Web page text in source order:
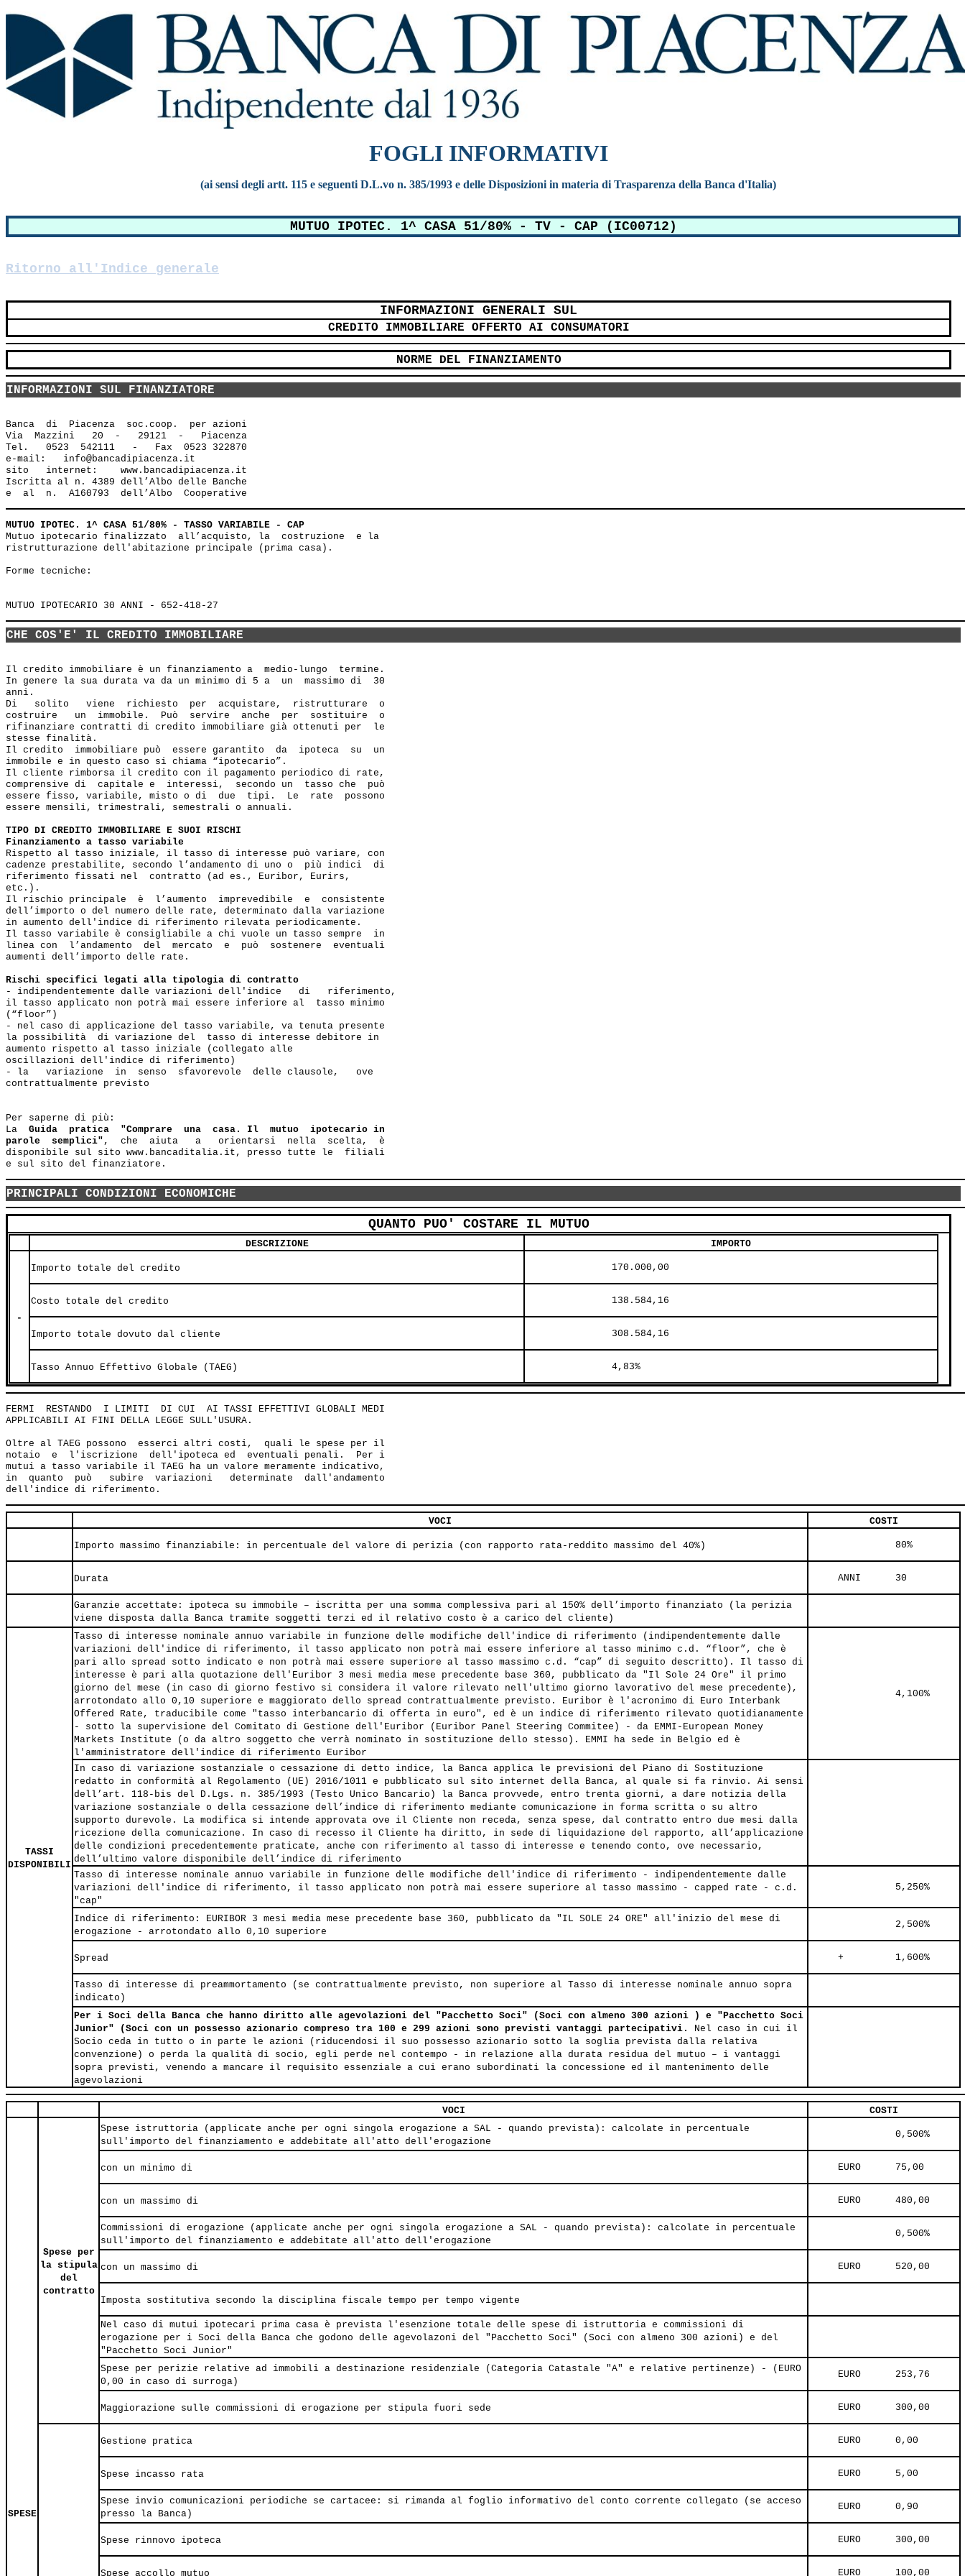
FOGLI INFORMATIVI
(ai sensi degli artt. 115 e seguenti D.L.vo n. 385/1993 e delle Disposizioni in materia di Trasparenza della Banca d'Italia)
MUTUO IPOTEC. 1^ CASA 51/80% - TV - CAP (IC00712)
Ritorno all'Indice generale
INFORMAZIONI GENERALI SUL
CREDITO IMMOBILIARE OFFERTO AI CONSUMATORI
NORME DEL FINANZIAMENTO
INFORMAZIONI SUL FINANZIATORE
Banca  di  Piacenza  soc.coop.  per azioni
Via  Mazzini   20  -   29121  -   Piacenza
Tel.   0523  542111   -   Fax  0523 322870
e-mail:   info@bancadipiacenza.it
sito   internet:    www.bancadipiacenza.it
Iscritta al n. 4389 dell’Albo delle Banche
MUTUO IPOTEC. 1^ CASA 51/80% - TASSO VARIABILE - CAP
Mutuo ipotecario finalizzato  all’acquisto, la  costruzione  e la
ristrutturazione dell'abitazione principale (prima casa).
Forme tecniche:
CHE COS'E' IL CREDITO IMMOBILIARE
Il credito immobiliare è un finanziamento a  medio-lungo  termine.
In genere la sua durata va da un minimo di 5 a  un  massimo di  30
anni.
Di   solito   viene  richiesto  per  acquistare,  ristrutturare  o
costruire   un  immobile.  Può  servire  anche  per  sostituire  o
rifinanziare contratti di credito immobiliare già ottenuti per  le
stesse finalità.
Il credito  immobiliare può  essere garantito  da  ipoteca  su  un
immobile e in questo caso si chiama “ipotecario”.
Il cliente rimborsa il credito con il pagamento periodico di rate,
comprensive di  capitale e  interessi,  secondo un  tasso che  può
essere fisso, variabile, misto o di  due  tipi.  Le  rate  possono
essere mensili, trimestrali, semestrali o annuali.
TIPO DI CREDITO IMMOBILIARE E SUOI RISCHI
Finanziamento a tasso variabile
Rispetto al tasso iniziale, il tasso di interesse può variare, con
cadenze prestabilite, secondo l’andamento di uno o  più indici  di
riferimento fissati nel  contratto (ad es., Euribor, Eurirs,
etc.).
Il rischio principale  è  l’aumento  imprevedibile  e  consistente
dell’importo o del numero delle rate, determinato dalla variazione
in aumento dell'indice di riferimento rilevata periodicamente.
Il tasso variabile è consigliabile a chi vuole un tasso sempre  in
linea con  l’andamento  del  mercato  e  può  sostenere  eventuali
aumenti dell’importo delle rate.
Rischi specifici legati alla tipologia di contratto
- indipendentemente dalle variazioni dell'indice   di   riferimento,
il tasso applicato non potrà mai essere inferiore al  tasso minimo
(“floor”)
- nel caso di applicazione del tasso variabile, va tenuta presente
la possibilità  di variazione del  tasso di interesse debitore in
aumento rispetto al tasso iniziale (collegato alle
oscillazioni dell'indice di riferimento)
- la   variazione  in  senso  sfavorevole  delle clausole,   ove
contrattualmente previsto
Per saperne di più:
La Guida  pratica  "Comprare  una  casa. Il  mutuo  ipotecario in
parole  semplici" ,  che  aiuta   a   orientarsi  nella  scelta,  è
disponibile sul sito www.bancaditalia.it, presso tutte le  filiali
PRINCIPALI CONDIZIONI ECONOMICHE
QUANTO PUO' COSTARE IL MUTUO
DESCRIZIONE IMPORTO
-
Importo totale del credito
               170.000,00
Costo totale del credito
               138.584,16
Importo totale dovuto dal cliente
               308.584,16
Tasso Annuo Effettivo Globale (TAEG)
               4,83%
FERMI  RESTANDO  I LIMITI  DI CUI  AI TASSI EFFETTIVI GLOBALI MEDI
APPLICABILI AI FINI DELLA LEGGE SULL'USURA.
Oltre al TAEG possono  esserci altri costi,  quali le spese per il
notaio  e  l'iscrizione  dell'ipoteca ed  eventuali penali.  Per i
mutui a tasso variabile il TAEG ha un valore meramente indicativo,
in  quanto  può   subire  variazioni   determinate  dall'andamento
VOCI COSTI
Importo massimo finanziabile: in percentuale del valore di perizia (con rapporto rata-reddito massimo del 40%)
               80%
Durata
     ANNI      30
Garanzie accettate: ipoteca su immobile – iscritta per una somma complessiva pari al 150% dell’importo finanziato (la perizia
viene disposta dalla Banca tramite soggetti terzi ed il relativo costo è a carico del cliente)
TASSI
DISPONIBILI
Tasso di interesse nominale annuo variabile in funzione delle modifiche dell'indice di riferimento (indipendentemente dalle
variazioni dell'indice di riferimento, il tasso applicato non potrà mai essere inferiore al tasso minimo c.d. “floor”, che è
pari allo spread sotto indicato e non potrà mai essere superiore al tasso massimo c.d. “cap” di seguito descritto). Il tasso di
interesse è pari alla quotazione dell'Euribor 3 mesi media mese precedente base 360, pubblicato da "Il Sole 24 Ore" il primo
giorno del mese (in caso di giorno festivo si considera il valore rilevato nell'ultimo giorno lavorativo del mese precedente),
arrotondato allo 0,10 superiore e maggiorato dello spread contrattualmente previsto. Euribor è l'acronimo di Euro Interbank
Offered Rate, traducibile come "tasso interbancario di offerta in euro", ed è un indice di riferimento rilevato quotidianamente
- sotto la supervisione del Comitato di Gestione dell'Euribor (Euribor Panel Steering Commitee) - da EMMI-European Money
Markets Institute (o da altro soggetto che verrà nominato in sostituzione dello stesso). EMMI ha sede in Belgio ed è
l'amministratore dell'indice di riferimento Euribor
               4,100%
In caso di variazione sostanziale o cessazione di detto indice, la Banca applica le previsioni del Piano di Sostituzione
redatto in conformità al Regolamento (UE) 2016/1011 e pubblicato sul sito internet della Banca, al quale si fa rinvio. Ai sensi
dell’art. 118-bis del D.Lgs. n. 385/1993 (Testo Unico Bancario) la Banca provvede, entro trenta giorni, a dare notizia della
variazione sostanziale o della cessazione dell’indice di riferimento mediante comunicazione in forma scritta o su altro
supporto durevole. La modifica si intende approvata ove il Cliente non receda, senza spese, dal contratto entro due mesi dalla
ricezione della comunicazione. In caso di recesso il Cliente ha diritto, in sede di liquidazione del rapporto, all’applicazione
delle condizioni precedentemente praticate, anche con riferimento al tasso di interesse e tenendo conto, ove necessario,
dell’ultimo valore disponibile dell’indice di riferimento
Tasso di interesse nominale annuo variabile in funzione delle modifiche dell'indice di riferimento - indipendentemente dalle
variazioni dell'indice di riferimento, il tasso applicato non potrà mai essere superiore al tasso massimo - capped rate - c.d.
"cap"
               5,250%
Indice di riferimento: EURIBOR 3 mesi media mese precedente base 360, pubblicato da "IL SOLE 24 ORE" all'inizio del mese di
erogazione - arrotondato allo 0,10 superiore
               2,500%
Spread
     +         1,600%
Tasso di interesse di preammortamento (se contrattualmente previsto, non superiore al Tasso di interesse nominale annuo sopra
indicato)
Per i Soci della Banca che hanno diritto alle agevolazioni del "Pacchetto Soci" (Soci con almeno 300 azioni ) e "Pacchetto Soci
Junior" (Soci con un possesso azionario compreso tra 100 e 299 azioni sono previsti vantaggi partecipativi. Nel caso in cui il
Socio ceda in tutto o in parte le azioni (riducendosi il suo possesso azionario sotto la soglia prevista dalla relativa
convenzione) o perda la qualità di socio, egli perde nel contempo - in relazione alla durata residua del mutuo – i vantaggi
sopra previsti, venendo a mancare il requisito essenziale a cui erano subordinati la concessione ed il mantenimento delle
agevolazioni
VOCI COSTI
SPESE
Spese per
la stipula
del
contratto
Spese istruttoria (applicate anche per ogni singola erogazione a SAL - quando prevista): calcolate in percentuale
sull'importo del finanziamento e addebitate all'atto dell'erogazione
               0,500%
con un minimo di
     EURO      75,00
con un massimo di
     EURO      480,00
Commissioni di erogazione (applicate anche per ogni singola erogazione a SAL - quando prevista): calcolate in percentuale
sull'importo del finanziamento e addebitate all'atto dell'erogazione
               0,500%
con un massimo di
     EURO      520,00
Imposta sostitutiva secondo la disciplina fiscale tempo per tempo vigente
Nel caso di mutui ipotecari prima casa è prevista l'esenzione totale delle spese di istruttoria e commissioni di
erogazione per i Soci della Banca che godono delle agevolazoni del "Pacchetto Soci" (Soci con almeno 300 azioni) e del
"Pacchetto Soci Junior"
Spese per perizie relative ad immobili a destinazione residenziale (Categoria Catastale "A" e relative pertinenze) - (EURO
0,00 in caso di surroga)
     EURO      253,76
Maggiorazione sulle commissioni di erogazione per stipula fuori sede
     EURO      300,00
Gestione pratica
     EURO      0,00
Spese incasso rata
     EURO      5,00
Spese invio comunicazioni periodiche se cartacee: si rimanda al foglio informativo del conto corrente collegato (se acceso
presso la Banca)
     EURO      0,90
Spese rinnovo ipoteca
     EURO      300,00
Spese accollo mutuo
     EURO      100,00